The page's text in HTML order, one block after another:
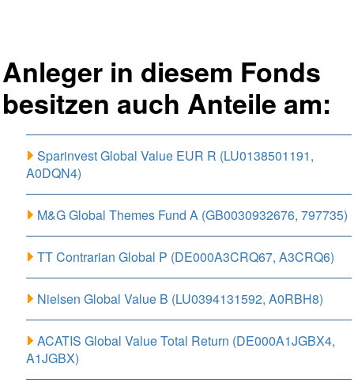
Anleger in diesem Fonds
besitzen auch Anteile am:
Sparinvest Global Value EUR R (LU0138501191,
A0DQN4)
M&G Global Themes Fund A (GB0030932676, 797735)
TT Contrarian Global P (DE000A3CRQ67, A3CRQ6)
Nielsen Global Value B (LU0394131592, A0RBH8)
ACATIS Global Value Total Return (DE000A1JGBX4,
A1JGBX)